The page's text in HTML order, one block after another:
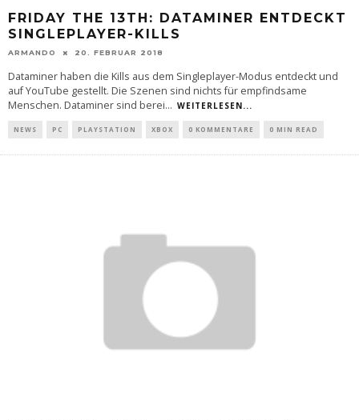
FRIDAY THE 13TH: DATAMINER ENTDECKT
SINGLEPLAYER-KILLS
ARMANDO 20. FEBRUAR 2018
Dataminer haben die Kills aus dem Singleplayer-Modus entdeckt und
auf YouTube gestellt. Die Szenen sind nichts für empfindsame
Menschen. Dataminer sind berei... WEITERLESEN...
NEWS PC PLAYSTATION XBOX 0 KOMMENTARE 0 MIN READ